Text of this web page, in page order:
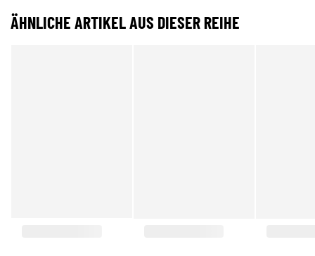
ÄHNLICHE ARTIKEL AUS DIESER REIHE